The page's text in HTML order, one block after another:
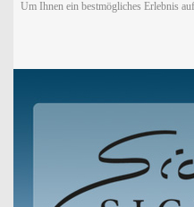
Um Ihnen ein bestmögliches Erlebnis